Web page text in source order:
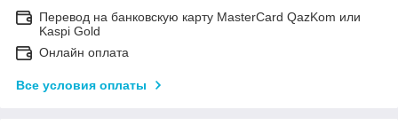
Перевод на банковскую карту MasterCard QazKom или
Kaspi Gold
Онлайн оплата
Все условия оплаты